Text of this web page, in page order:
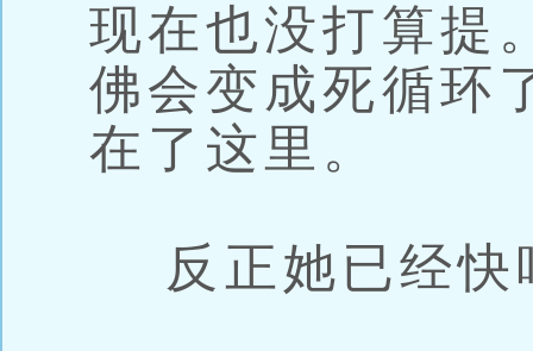
现在也没打算提
佛会变成死循环
在了这里。
反正她已经快